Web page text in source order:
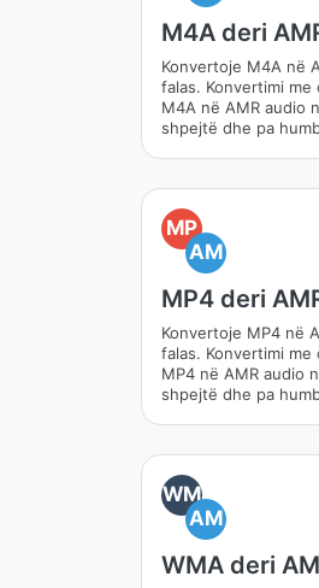
M4A deri
Konvertoje M4A në
falas. Konvertimi me
M4A në AMR audio
shpejtë dhe pa
MP
AM
MP4 deri
Konvertoje MP4 në
falas. Konvertimi me
MP4 në AMR audio
shpejtë dhe pa
WM
AM
WMA deri